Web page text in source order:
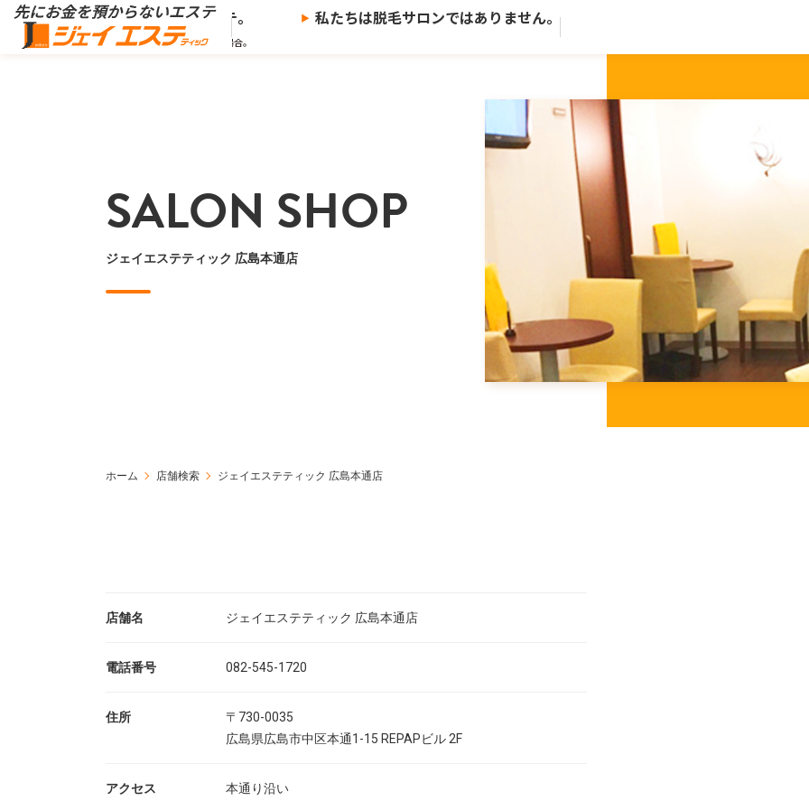
ないエステ、※ ジェイエステ。
※当社の推奨する支払い方法で決済した場合。
私たちは脱毛サロンではありません。歴史ある老舗トータルビューティーサロンで
SALON SHOP
ジェイエステティック 広島本通店
ホーム 店舗検索 ジェイエステティック 広島本通店
店舗名 ジェイエステティック 広島本通店
電話番号 082-545-1720
住所
〒730-0035
広島県広島市中区本通1-15 REPAPビル 2F
アクセス
本通り沿い